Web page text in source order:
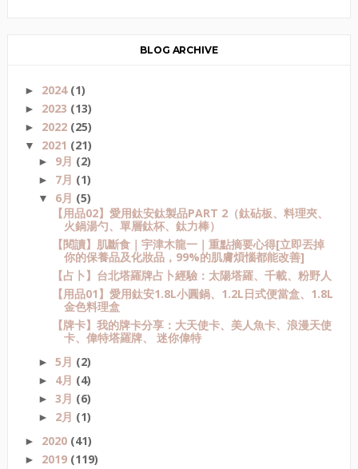
BLOG ARCHIVE
► 2024 (1)
► 2023 (13)
► 2022 (25)
▼ 2021 (21)
► 9月 (2)
► 7月 (1)
▼ 6月 (5)
【用品02】愛用鈦安鈦製品PART 2（鈦砧板、料理夾、
火鍋湯勺、單層鈦杯、鈦力棒）
【閱讀】肌斷食｜宇津木龍一｜重點摘要心得[立即丟掉
你的保養品及化妝品，99%的肌膚煩惱都能改善]
【占卜】台北塔羅牌占卜經驗：太陽塔羅、千載、粉野人
【用品01】愛用鈦安1.8L小圓鍋、1.2L日式便當盒、1.8L
金色料理盒
【牌卡】我的牌卡分享：大天使卡、美人魚卡、浪漫天使
卡、偉特塔羅牌、 迷你偉特
► 5月 (2)
► 4月 (4)
► 3月 (6)
► 2月 (1)
► 2020 (41)
► 2019 (119)